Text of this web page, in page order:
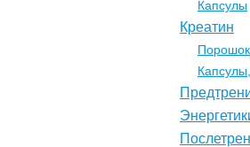
Капсулы
Креатин
Порошок